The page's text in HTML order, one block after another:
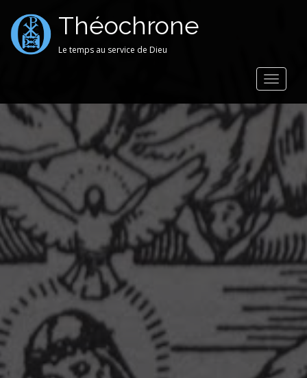
Théochrone
Le temps au service de Dieu
Toggle